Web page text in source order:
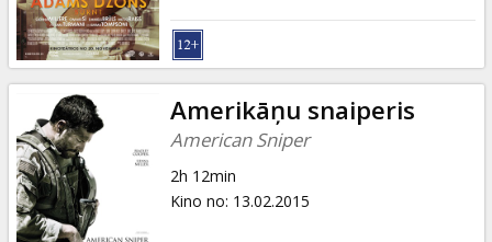
Amerikāņu snaiperis
American Sniper
2h 12min
Kino no: 13.02.2015